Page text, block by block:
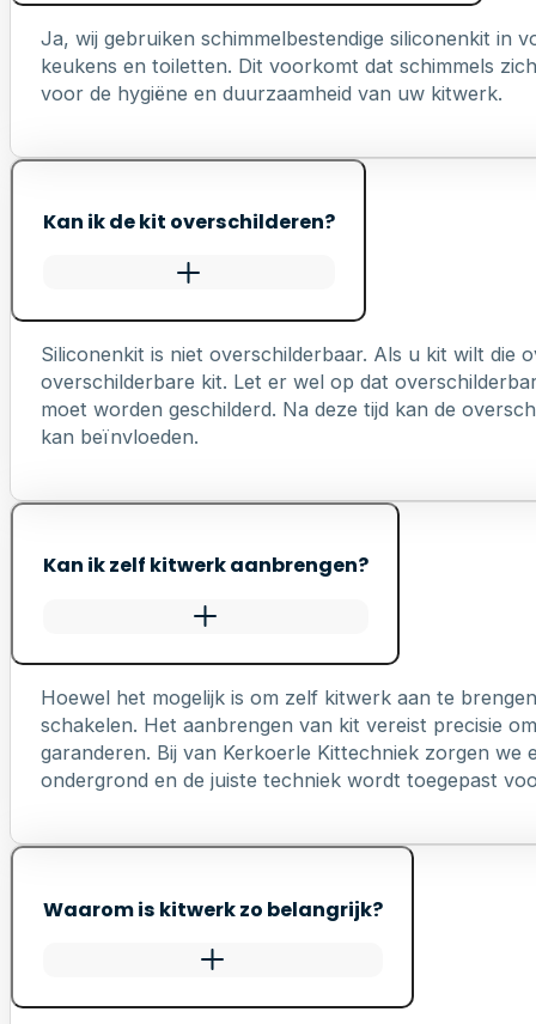
Ja, wij gebruiken schimmelbestendige siliconenkit in
keukens en toiletten. Dit voorkomt dat schimmels
voor de hygiëne en duurzaamheid van uw kitwerk.
Kan ik de kit overschilderen?
Siliconenkit is niet overschilderbaar. Als u kit wilt die
overschilderbare kit. Let er wel op dat
moet worden geschilderd. Na deze tijd kan de
kan beïnvloeden.
Kan ik zelf kitwerk aanbrengen?
Hoewel het mogelijk is om zelf kitwerk aan te
schakelen. Het aanbrengen van kit vereist precisie
garanderen. Bij van Kerkoerle Kittechniek zorgen
ondergrond en de juiste techniek wordt toegepast
Waarom is kitwerk zo belangrijk?